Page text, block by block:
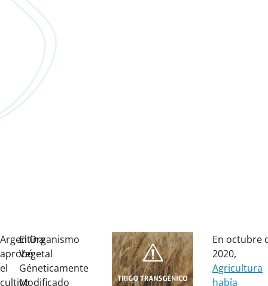
Argentina
aprobó
el
cultivo
El Organismo
Vegetal
Géneticamente
Modificado
En octubre
2020,
Agricultura
había